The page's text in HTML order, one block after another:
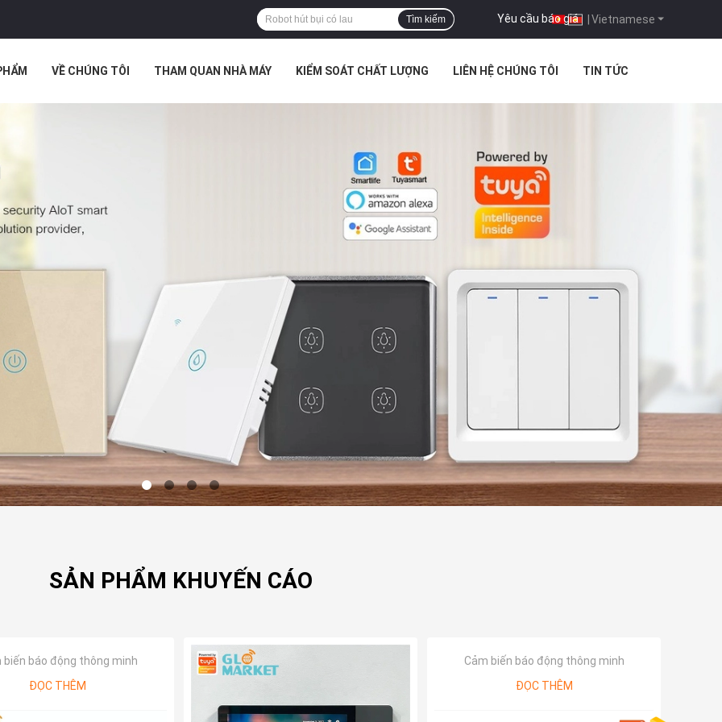
Vietnamese
Yêu cầu báo giá |
Tìm kiếm
VỀ CHÚNG TÔI THAM QUAN NHÀ MÁY KIỂM SOÁT CHẤT LƯỢNG LIÊN HỆ CHÚNG TÔI TIN TỨC
HỢP
SẢN PHẨM KHUYẾN CÁO
biến báo động thông minh
ĐỌC THÊM
Cảm biến báo động thông minh
ĐỌC THÊM